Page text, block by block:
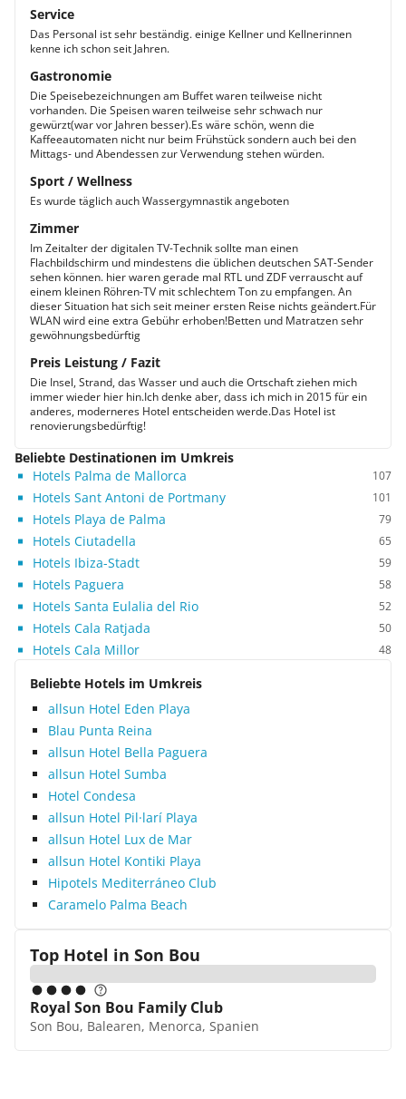
Service
Das Personal ist sehr beständig. einige Kellner und Kellnerinnen
kenne ich schon seit Jahren.
Gastronomie
Die Speisebezeichnungen am Buffet waren teilweise nicht
vorhanden. Die Speisen waren teilweise sehr schwach nur
gewürzt(war vor Jahren besser).Es wäre schön, wenn die
Kaffeeautomaten nicht nur beim Frühstück sondern auch bei den
Mittags- und Abendessen zur Verwendung stehen würden.
Sport / Wellness
Es wurde täglich auch Wassergymnastik angeboten
Zimmer
Im Zeitalter der digitalen TV-Technik sollte man einen
Flachbildschirm und mindestens die üblichen deutschen SAT-Sender
sehen können. hier waren gerade mal RTL und ZDF verrauscht auf
einem kleinen Röhren-TV mit schlechtem Ton zu empfangen. An
dieser Situation hat sich seit meiner ersten Reise nichts geändert.Für
WLAN wird eine extra Gebühr erhoben!Betten und Matratzen sehr
gewöhnungsbedürftig
Preis Leistung / Fazit
Die Insel, Strand, das Wasser und auch die Ortschaft ziehen mich
immer wieder hier hin.Ich denke aber, dass ich mich in 2015 für ein
anderes, moderneres Hotel entscheiden werde.Das Hotel ist
renovierungsbedürftig!
Beliebte Destinationen im Umkreis
Hotels Palma de Mallorca
107
Hotels Sant Antoni de Portmany 101
Hotels Playa de Palma 79
Hotels Ciutadella 65
Hotels Ibiza-Stadt 59
Hotels Paguera 58
Hotels Santa Eulalia del Rio 52
Hotels Cala Ratjada 50
Hotels Cala Millor 48
Beliebte Hotels im Umkreis
allsun Hotel Eden Playa
Blau Punta Reina
allsun Hotel Bella Paguera
allsun Hotel Sumba
Hotel Condesa
allsun Hotel Pil·larí Playa
allsun Hotel Lux de Mar
allsun Hotel Kontiki Playa
Hipotels Mediterráneo Club
Caramelo Palma Beach
Top Hotel in Son Bou
Royal Son Bou Family Club
Son Bou, Balearen, Menorca, Spanien